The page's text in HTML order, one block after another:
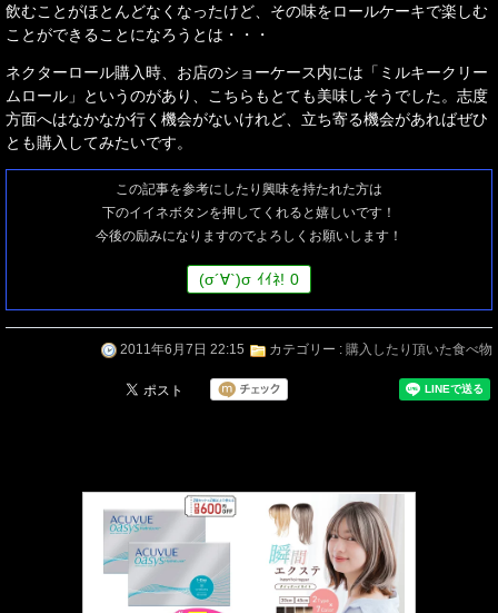
飲むことがほとんどなくなったけど、その味をロールケーキで楽しむ
ことができることになろうとは・・・
ネクターロール購入時、お店のショーケース内には「ミルキークリー
ムロール」というのがあり、こちらもとても美味しそうでした。志度
方面へはなかなか行く機会がないけれど、立ち寄る機会があればぜひ
とも購入してみたいです。
この記事を参考にしたり興味を持たれた方は
下のイイネボタンを押してくれると嬉しいです！
今後の励みになりますのでよろしくお願いします！
(σ´∀`)σ ｲｲﾈ! 0
2011年6月7日 22:15 カテゴリー : 購入したり頂いた食べ物